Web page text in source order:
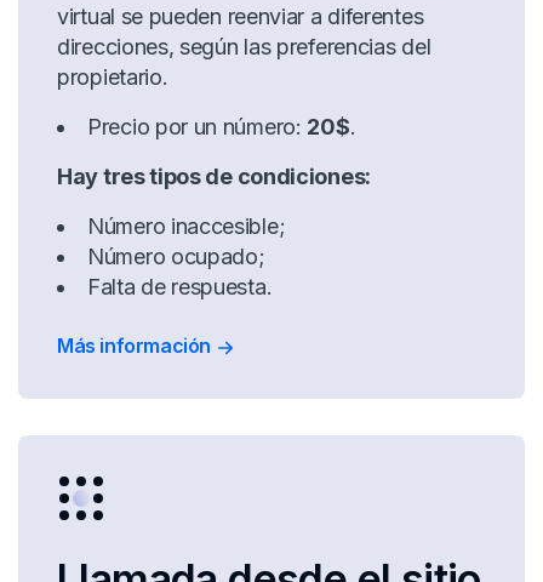
virtual se pueden reenviar a diferentes
direcciones, según las preferencias del
propietario.
Precio por un número: 20$.
Hay tres tipos de condiciones:
Número inaccesible;
Número ocupado;
Falta de respuesta.
Más información